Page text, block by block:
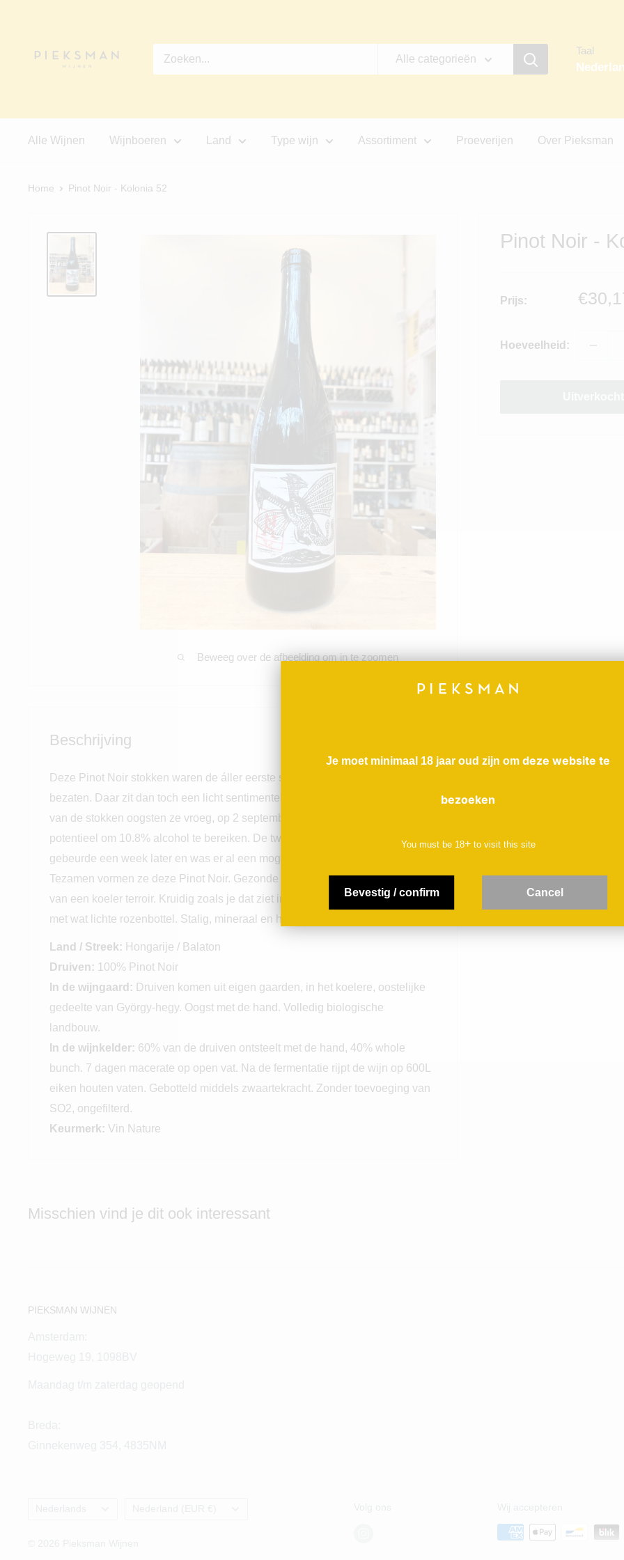
Alle categorieën
Taal
Alle Wijnen Wijnboeren Land Type wijn Assortiment Proeverijen Over Pieksman
Home Pinot Noir - Kolonia 52
Beweeg over de afbeelding om in te zoomen
Pinot Noir -
Prijs:
Hoeveelheid:
Beschrijving
Deze Pinot Noir stokken waren de áller eerste stokken die
bezaten. Daar zit dan toch een licht sentimentele waarde aan. De eerste helft
van de stokken oogsten ze vroeg, op 2 september en hadden de druiven het
potentieel om 10.8% alcohol te bereiken. De tweede helft van de oogst
gebeurde een week later en was er al een mogelijkheid voor 11,5% alcohol.
Tezamen vormen ze deze Pinot Noir. Gezonde jonge druiven, rijp maar fris,
van een koeler terroir. Kruidig zoals je dat ziet in Zuid-Duitse Spätburgunders
met wat lichte rozenbottel. Stalig, mineraal en heel erg sappig.
Land / Streek: Hongarije / Balaton
Druiven: 100% Pinot Noir
In de wijngaard: Druiven komen uit eigen gaarden, in het koelere, oostelijke
gedeelte van György-hegy. Oogst met de hand. Volledig biologische
landbouw.
In de wijnkelder: 60% van de druiven ontsteelt met de hand, 40% whole
bunch. 7 dagen macerate op open vat. Na de fermentatie rijpt de wijn op 600L
eiken houten vaten. Gebotteld middels zwaartekracht. Zonder toevoeging van
SO2, ongefilterd.
Keurmerk: Vin Nature
Misschien vind je dit ook interessant
PIEKSMAN WIJNEN
Je moet minimaal 18 jaar oud zijn om deze website te
bezoeken
You must be 18+to visit this site
Bevestig / confirm Cancel